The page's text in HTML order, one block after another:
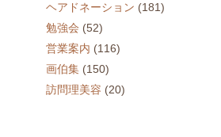
ヘアドネーション (181)
勉強会 (52)
営業案内 (116)
画伯集 (150)
訪問理美容 (20)